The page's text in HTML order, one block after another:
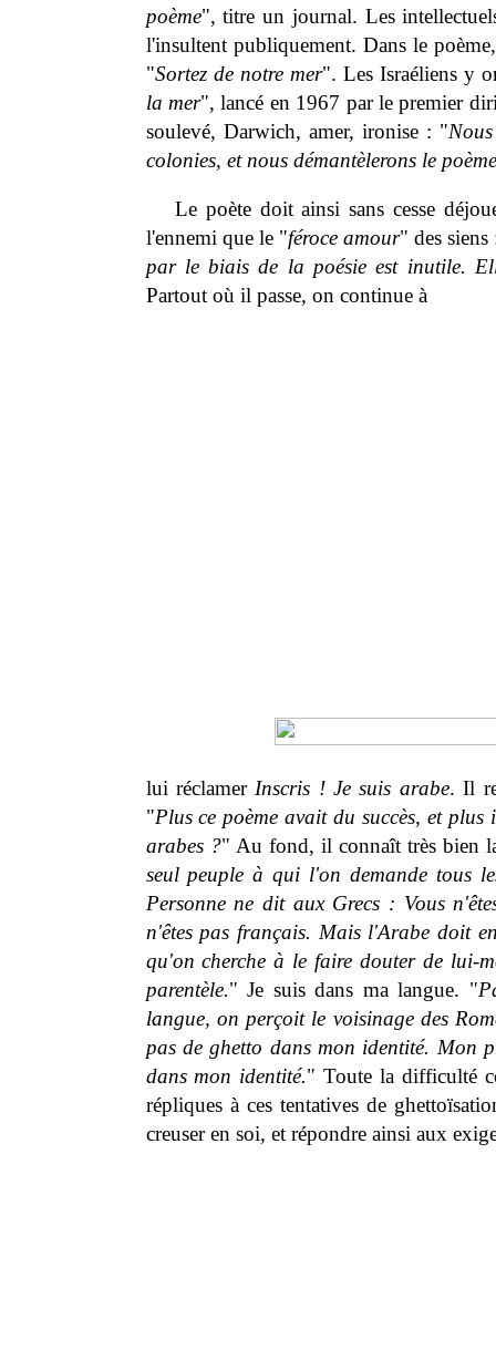
poème", titre un journal. Les
l'insultent publiquement. Dans le
"Sortez de notre mer". Les Israéliens y
la mer", lancé en 1967 par le premier
soulevé, Darwich, amer, ironise : "
colonies, et nous démantèlerons le
Le poète doit ainsi sans cesse
l'ennemi que le "féroce amour" des siens
par le biais de la poésie est inutile.
Partout où il passe, on continue à
lui réclamer Inscris ! Je suis arabe. Il
"Plus ce poème avait du succès, et
arabes ?" Au fond, il connaît très bien
seul peuple à qui l'on demande tous
Personne ne dit aux Grecs : Vous
n'êtes pas français. Mais l'Arabe doit
qu'on cherche à le faire douter de lui-
parentèle." Je suis dans ma langue. "
langue, on perçoit le voisinage des
pas de ghetto dans mon identité. Mon
dans mon identité." Toute la difficulté
répliques à ces tentatives de
creuser en soi, et répondre ainsi aux